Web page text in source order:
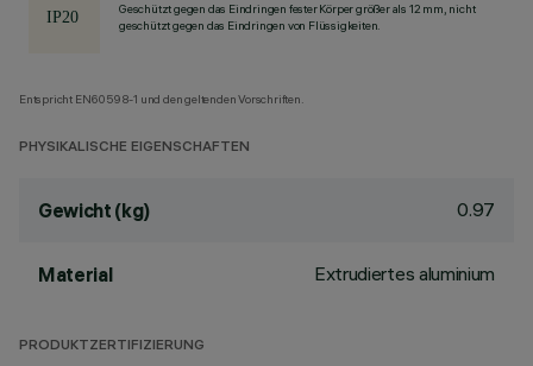
Geschützt gegen das Eindringen fester Körper größer als 12 mm, nicht
geschützt gegen das Eindringen von Flüssigkeiten.
Entspricht EN60598-1 und den geltenden Vorschriften.
PHYSIKALISCHE EIGENSCHAFTEN
Gewicht (kg) 0.97
Material Extrudiertes aluminium
PRODUKTZERTIFIZIERUNG